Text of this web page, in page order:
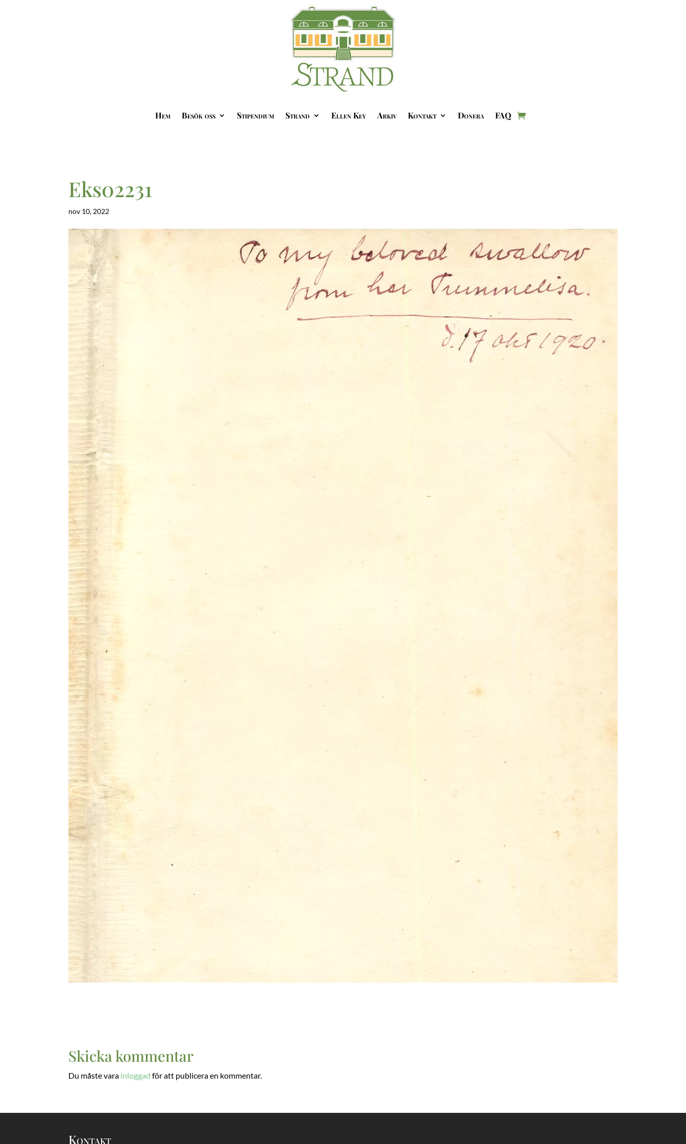
Hem Besök oss Stipendium Strand Ellen Key Arkiv Kontakt Donera FAQ
Eks02231
nov 10, 2022
Skicka kommentar
Du måste vara inloggad för att publicera en kommentar.
Kontakt